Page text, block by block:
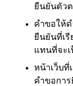
ยืนยันตัว
คำขอให้
ยืนยันที่เรี
แทนที่จะเ
หน้าเว็บที่
คำขอกา